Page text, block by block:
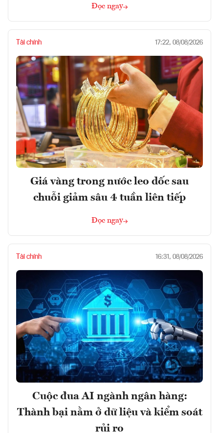
Đọc ngay
Tài chính 17:22, 08/08/2026
Giá vàng trong nước leo dốc sau
chuỗi giảm sâu 4 tuần liên tiếp
Đọc ngay
Tài chính 16:31, 08/08/2026
Cuộc đua AI ngành ngân hàng:
Thành bại nằm ở dữ liệu và kiểm soát
rủi ro